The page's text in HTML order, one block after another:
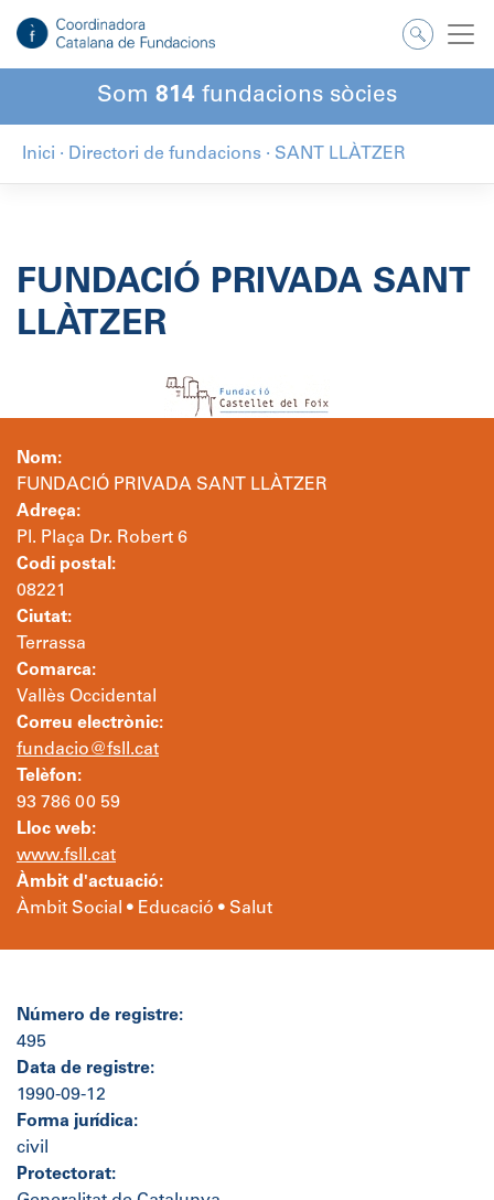
contingut
Som 814 fundacions sòcies
Inici · Directori de fundacions · SANT LLÀTZER
FUNDACIÓ PRIVADA SANT
LLÀTZER
Nom:
FUNDACIÓ PRIVADA SANT LLÀTZER
Adreça:
Pl. Plaça Dr. Robert 6
Codi postal:
08221
Ciutat:
Terrassa
Comarca:
Vallès Occidental
Correu electrònic:
fundacio@fsll.cat
Telèfon:
93 786 00 59
Lloc web:
www.fsll.cat
Àmbit d'actuació:
Àmbit Social • Educació • Salut
Número de registre:
495
Data de registre:
1990-09-12
Forma jurídica:
civil
Protectorat: